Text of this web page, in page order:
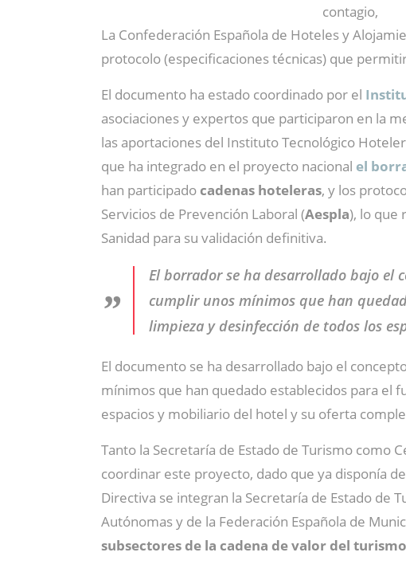
contagio,
La Confederación Española de Hoteles y
protocolo (especificaciones técnicas) que
El documento ha estado coordinado por el
asociaciones y expertos que participaron en la
las aportaciones del Instituto Tecnológico
que ha integrado en el proyecto nacional el
han participadocadenas hoteleras, y los
Servicios de Prevención Laboral (Aespla), lo que
Sanidad para su validación definitiva.
El borrador se ha desarrollado bajo el
cumplir unos mínimos que han
limpieza y desinfección de todos los
El documento se ha desarrollado bajo el
mínimos que han quedado establecidos para el
espacios y mobiliario del hotel y su oferta
Tanto la Secretaría de Estado de Turismo como
coordinar este proyecto, dado que ya disponía
Directiva se integran la Secretaría de Estado de
Autónomas y de la Federación Española de
subsectores de la cadena de valor del